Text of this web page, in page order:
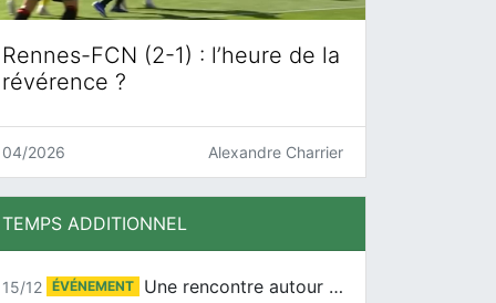
Rennes-FCN (2-1) : l’heure de la
révérence ?
04/2026 Alexandre Charrier
TEMPS ADDITIONNEL
15/12 ÉVÉNEMENT Une rencontre autour de Jean-Claude Suaudeau